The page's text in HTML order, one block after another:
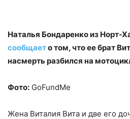
Наталья Бондаренко из Норт-
сообщаето том, что ее брат
насмерть разбился на
Фото: GoFundMe
Жена Виталия Вита и две его